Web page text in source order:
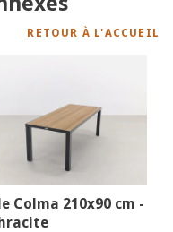
RETOUR À L'ACCUEIL
Colma 210x90 cm -